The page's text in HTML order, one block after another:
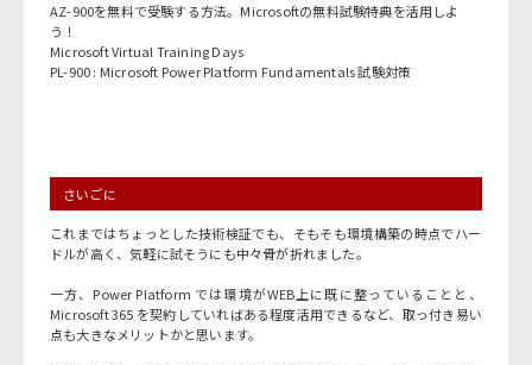
AZ-900を無料で受験する方法。Microsoftの無料試験特典を活用しよ
う！
Microsoft Virtual Training Days
PL-900 : Microsoft Power Platform Fundamentals 試験対策
さいごに
これまではちょっとした技術検証でも、そもそも環境構築の時点でハー
ドルが高く、気軽に試そうにも中々骨が折れました。
一方、Power Platform では環境がWEB上に既に整っていることと、
Microsoft 365 を契約していればある程度活用できるなど、取っ付き易い
点も大きなメリットかと思います。